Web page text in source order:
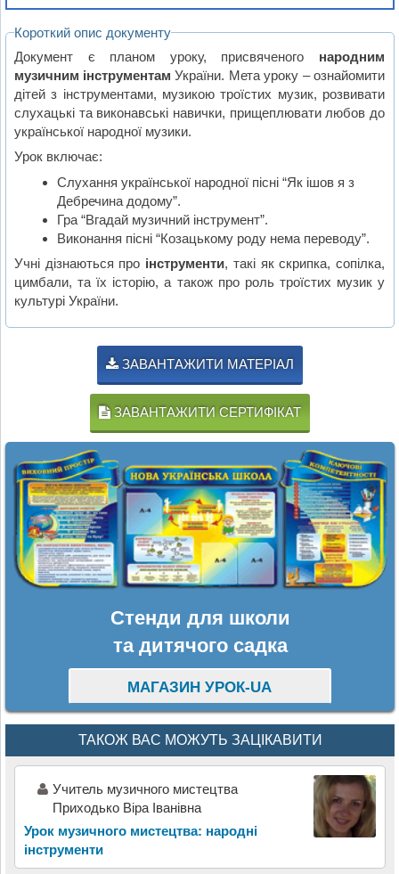
Короткий опис документу
Документ є планом уроку, присвяченого народним
музичним інструментам України. Мета уроку – ознайомити
дітей з інструментами, музикою троїстих музик, розвивати
слухацькі та виконавські навички, прищеплювати любов до
української народної музики.
Урок включає:
Слухання української народної пісні “Як ішов я з
Дебречина додому”.
Гра “Вгадай музичний інструмент”.
Виконання пісні “Козацькому роду нема переводу”.
Учні дізнаються про інструменти, такі як скрипка, сопілка,
цимбали, та їх історію, а також про роль троїстих музик у
культурі України.
ЗАВАНТАЖИТИ МАТЕРІАЛ
ЗАВАНТАЖИТИ СЕРТИФІКАТ
Стенди для школи
та дитячого садка
МАГАЗИН УРОК-UA
ТАКОЖ ВАС МОЖУТЬ ЗАЦІКАВИТИ
Учитель музичного мистецтва
Приходько Віра Іванівна
Урок музичного мистецтва: народні
інструменти